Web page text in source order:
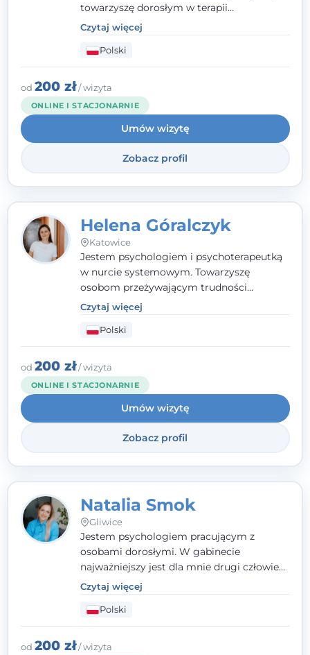
towarzyszę dorosłym w terapii
indywidualnej oraz nastolatkom od 15. roku
życia. Zależy mi, by naprawdę usłyszeć, z
czym do mnie przychodzisz, i dobrać
sposób pracy do Ciebie - bez gotowych
schematów i bez oceniania.
Czytaj więcej
Polski
od 200 zł/ wizyta
ONLINE I STACJONARNIE
Umów wizytę
Zobacz profil
Helena Góralczyk
Katowice
Jestem psychologiem i psychoterapeutką
w nurcie systemowym. Towarzyszę
osobom przeżywającym trudności
emocjonalne, relacyjne albo znajdującym
się w kryzysie. Liczy się dla mnie
autentyczna, oparta na zaufaniu relacja
oraz przestrzeń, w której każdy poczuje się
wysłuchany i potraktowany z szacunkiem.
Czytaj więcej
Polski
od 200 zł/ wizyta
ONLINE I STACJONARNIE
Umów wizytę
Zobacz profil
Natalia Smok
Gliwice
Jestem psychologiem pracującym z
osobami dorosłymi. W gabinecie
najważniejszy jest dla mnie drugi człowiek
- wierzę, że empatia, autentyczność i pełne
zaangażowanie tworzą bezpieczną
przestrzeń, będącą podstawą pracy nad
zmianą. W praktyce korzystam m.in. z
narzędzi Racjonalnej Terapii Zachowania.
Czytaj więcej
Polski
od 200 zł/ wizyta